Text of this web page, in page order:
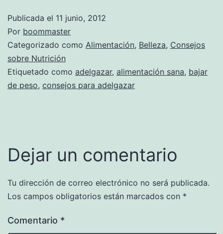
Publicada el 11 junio, 2012
Por boommaster
Categorizado como Alimentación, Belleza, Consejos
sobre Nutrición
Etiquetado como adelgazar, alimentación sana, bajar
de peso, consejos para adelgazar
Dejar un comentario
Tu dirección de correo electrónico no será publicada.
Los campos obligatorios están marcados con *
Comentario *